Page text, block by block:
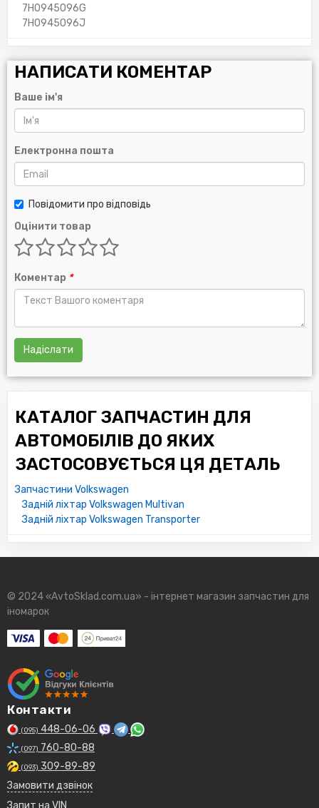
7H0945096G
7H0945096J
НАПИСАТИ КОМЕНТАР
Ваше ім'я
Електронна пошта
Повідомити про відповідь
Оцінити товар
Коментар *
Надіслати
КАТАЛОГ ЗАПЧАСТИН ДЛЯ
АВТОМОБІЛІВ ДО ЯКИХ
ЗАСТОСОВУЄТЬСЯ ЦЯ ДЕТАЛЬ
Запчастини Volkswagen
Задній ліхтар Volkswagen Multivan
Задній ліхтар Volkswagen Transporter
© 2024 «AvtoSklad.com.ua» - інтернет магазин запчастин для
іномарок
Контакти
(095) 448-06-06
(097) 760-80-88
(093) 309-89-89
Замовити дзвінок
Запит на VIN